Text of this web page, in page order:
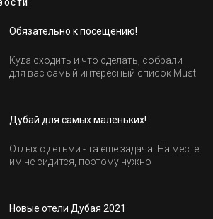
Обязательно к посещению!
Куда сходить и что сделать, собрали
для вас самый интересный список Must
Дубай для самых маленьких!
Отдых с детьми - та еще задача. На месте
им не сидится, поэтому нужно
весело.
Новые отели Дубая 2021